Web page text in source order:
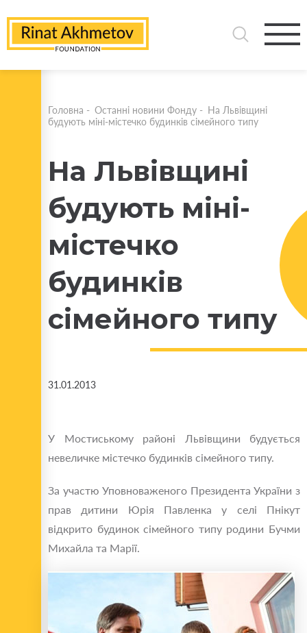
Головна - Останні новини Фонду - На Львівщині
будують міні-містечко будинків сімейного типу
На Львівщині
будують міні-
містечко
будинків
сімейного типу
31.01.2013
У Мостиському районі Львівщини будується
невеличке містечко будинків сімейного типу.
За участю Уповноваженого Президента України з
прав дитини Юрія Павленка у селі Пнікут
відкрито будинок сімейного типу родини Бучми
Михайла та Марії.